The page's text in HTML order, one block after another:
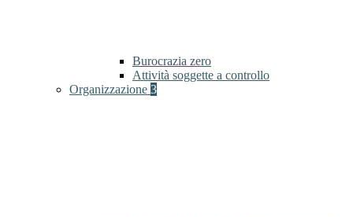
Burocrazia zero
Attività soggette a controllo
Organizzazione 3